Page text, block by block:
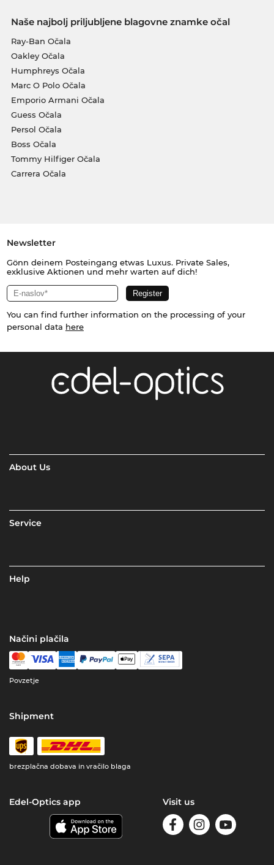
Naše najbolj priljubljene blagovne znamke očal
Ray-Ban Očala
Oakley Očala
Humphreys Očala
Marc O Polo Očala
Emporio Armani Očala
Guess Očala
Persol Očala
Boss Očala
Tommy Hilfiger Očala
Carrera Očala
Newsletter
Gönn deinem Posteingang etwas Luxus. Private Sales,
exklusive Aktionen und mehr warten auf dich!
You can find further information on the processing of your
personal data here
About Us
Service
Help
Načini plačila
Povzetje
Shipment
brezplačna dobava in vračilo blaga
Edel-Optics app Visit us